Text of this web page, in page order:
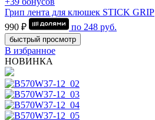
Грип лента для клюшек STICK GRIP
990 ₽
по 248 руб.
быстрый просмотр
В избранное
НОВИНКА